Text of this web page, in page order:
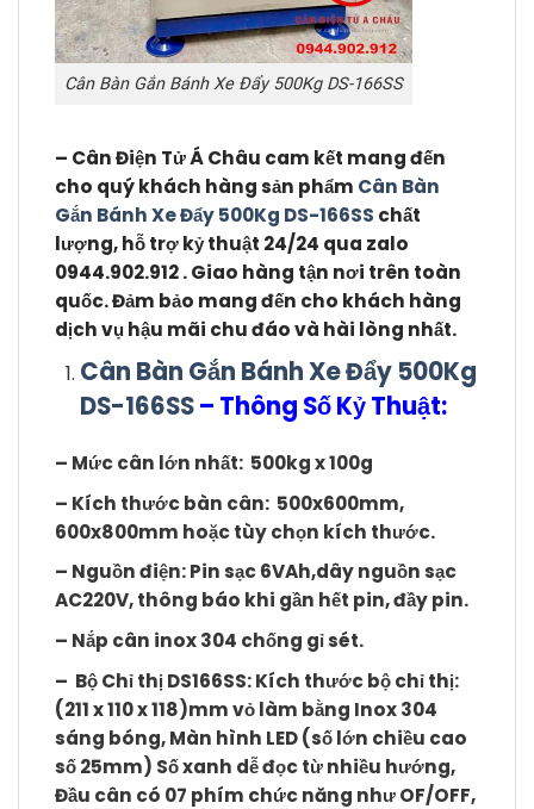
Cân Bàn Gắn Bánh Xe Đẩy 500Kg DS-166SS
– Cân Điện Tử Á Châu cam kết mang đến
cho quý khách hàng sản phẩm Cân Bàn
Gắn Bánh Xe Đẩy 500Kg DS-166SS chất
lượng, hỗ trợ kỷ thuật 24/24 qua zalo
0944.902.912 . Giao hàng tận nơi trên toàn
quốc. Đảm bảo mang đến cho khách hàng
dịch vụ hậu mãi chu đáo và hài lòng nhất.
Cân Bàn Gắn Bánh Xe Đẩy 500Kg
DS-166SS– Thông Số Kỷ Thuật:
– Mức cân lớn nhất: 500kg x 100g
– Kích thước bàn cân: 500x600mm,
600x800mm hoặc tùy chọn kích thước.
– Nguồn điện: Pin sạc 6VAh,dây nguồn sạc
AC220V, thông báo khi gần hết pin, đầy pin.
– Nắp cân inox 304 chống gỉ sét.
– Bộ Chỉ thị DS166SS: Kích thước bộ chỉ thị:
(211 x 110 x 118)mm vỏ làm bằng Inox 304
sáng bóng, Màn hình LED (số lớn chiều cao
số 25mm) Số xanh dễ đọc từ nhiều hướng,
Đầu cân có 07 phím chức năng nhưOF/OFF,